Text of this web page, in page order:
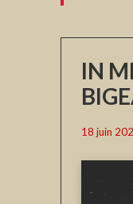
IN
18 juin